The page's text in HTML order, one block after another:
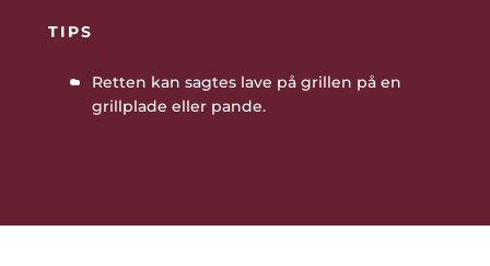
TIPS
Retten kan sagtes lave på grillen på en
grillplade eller pande.